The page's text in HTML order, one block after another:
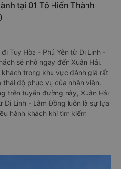
tại 01 Tô Hiến Thành
Tuy Hòa - Phú Yên từ Di Linh -
sẽ nhớ ngay đến Xuân Hải.
trong khu vực đánh giá rất
độ phục vụ của nhân viên.
trên tuyến đường này, Xuân Hải
Di Linh - Lâm Đồng luôn là sự lựa
hành khách khi tìm kiếm